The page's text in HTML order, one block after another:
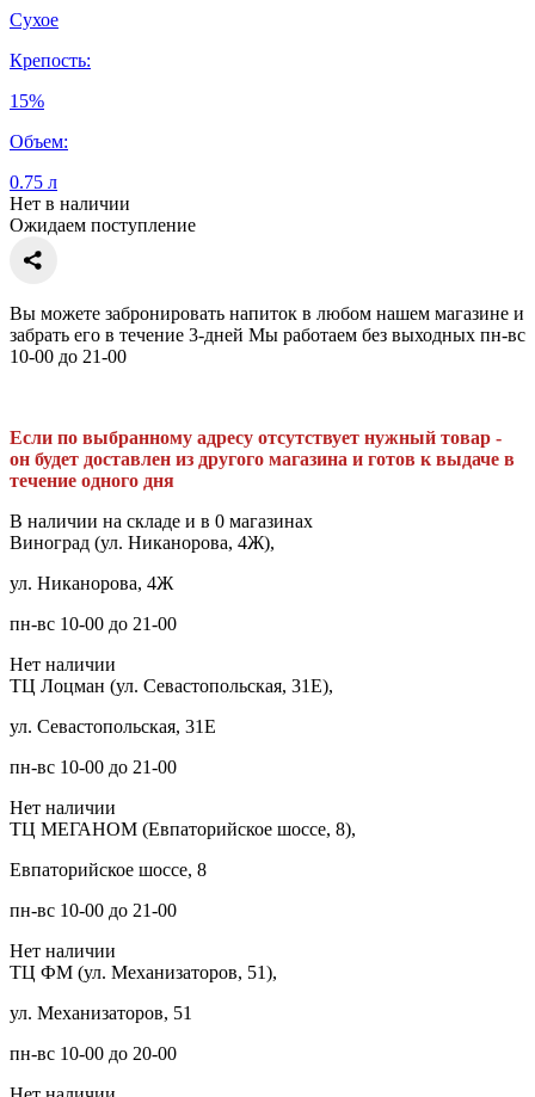
Сухое
Крепость:
15%
Объем:
0.75 л
Нет в наличии
Ожидаем поступление
Вы можете забронировать напиток в любом нашем магазине и
забрать его в течение 3-дней Мы работаем без выходных пн-вс
10-00 до 21-00
Если по выбранному адресу отсутствует нужный товар -
он будет доставлен из другого магазина и готов к выдаче в
течение одного дня
В наличии на складе и в 0 магазинах
Виноград (ул. Никанорова, 4Ж),
ул. Никанорова, 4Ж
пн-вс 10-00 до 21-00
Нет наличии
ТЦ Лоцман (ул. Севастопольская, 31Е),
ул. Севастопольская, 31Е
пн-вс 10-00 до 21-00
Нет наличии
ТЦ МЕГАНОМ (Евпаторийское шоссе, 8),
Евпаторийское шоссе, 8
пн-вс 10-00 до 21-00
Нет наличии
ТЦ ФМ (ул. Механизаторов, 51),
ул. Механизаторов, 51
пн-вс 10-00 до 20-00